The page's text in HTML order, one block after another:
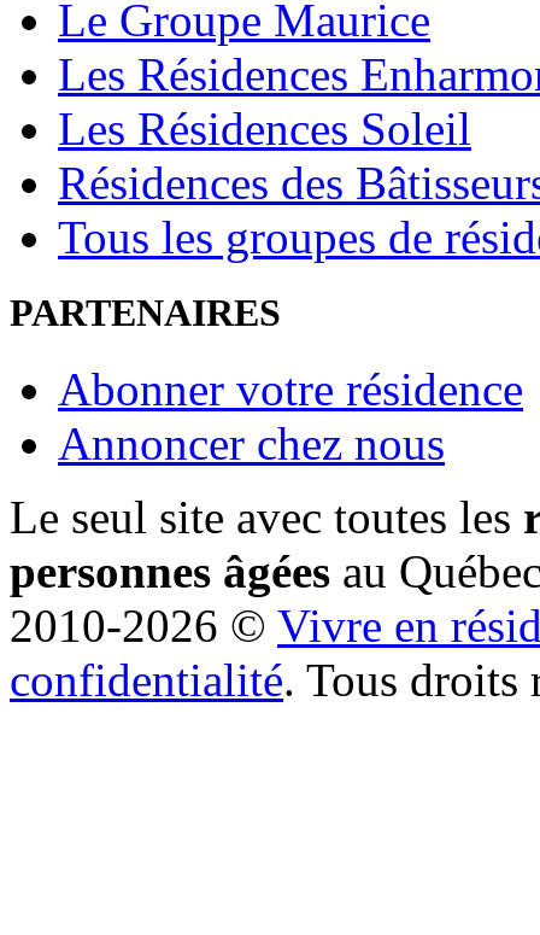
Le Groupe Maurice
Les Résidences
Les Résidences Soleil
Résidences des
Tous les groupes de
PARTENAIRES
Abonner votre résidence
Annoncer chez nous
Le seul site avec toutes les
personnes âgées au
2010-2026 © Vivre en
confidentialité. Tous droits